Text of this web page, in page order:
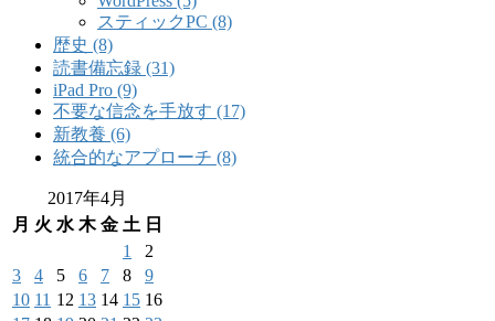
スティックPC (8)
歴史 (8)
読書備忘録 (31)
iPad Pro (9)
不要な信念を手放す (17)
新教養 (6)
統合的なアプローチ (8)
2017年4月
月 火 水 木 金 土 日
1
2
3
4 5 6 7 8
9
10 11 12 13 14 15 16